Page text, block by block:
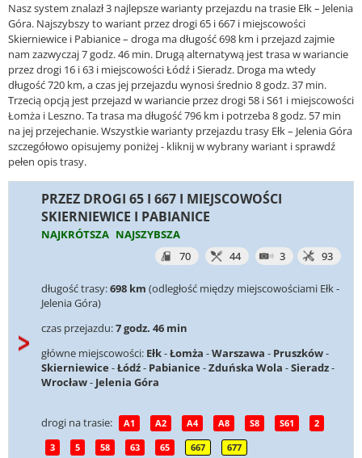
Nasz system znalazł 3 najlepsze warianty przejazdu na trasie Ełk – Jelenia
Góra. Najszybszy to wariant przez drogi 65 i 667 i miejscowości
Skierniewice i Pabianice – droga ma długość 698 km i przejazd zajmie
nam zazwyczaj 7 godz. 46 min. Drugą alternatywą jest trasa w wariancie
przez drogi 16 i 63 i miejscowości Łódź i Sieradz. Droga ma wtedy
długość 720 km, a czas jej przejazdu wynosi średnio 8 godz. 37 min.
Trzecią opcją jest przejazd w wariancie przez drogi 58 i S61 i miejscowości
Łomża i Leszno. Ta trasa ma długość 796 km i potrzeba 8 godz. 57 min
na jej przejechanie. Wszystkie warianty przejazdu trasy Ełk – Jelenia Góra
szczegółowo opisujemy poniżej - kliknij w wybrany wariant i sprawdź
pełen opis trasy.
PRZEZ DROGI 65 I 667 I MIEJSCOWOŚCI
SKIERNIEWICE I PABIANICE
NAJKRÓTSZA NAJSZYBSZA
70
44 3 93
długość trasy:698 km (odległość między miejscowościami Ełk -
Jelenia Góra)
czas przejazdu:7 godz. 46 min
główne miejscowości: Ełk-Łomża -Warszawa - Pruszków-
Skierniewice -Łódź- Pabianice -Zduńska Wola -Sieradz-
Wrocław- Jelenia Góra
drogi na trasie: A1 A2 A4 A8 S8 S61 2
3 5 58 63 65 667 677